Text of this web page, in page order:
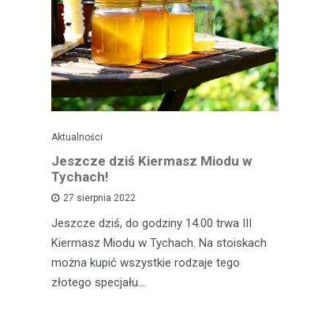
Aktualności
Jeszcze dziś Kiermasz Miodu w
Tychach!
27 sierpnia 2022
Jeszcze dziś, do godziny 14.00 trwa III
Kiermasz Miodu w Tychach. Na stoiskach
można kupić wszystkie rodzaje tego
złotego specjału…